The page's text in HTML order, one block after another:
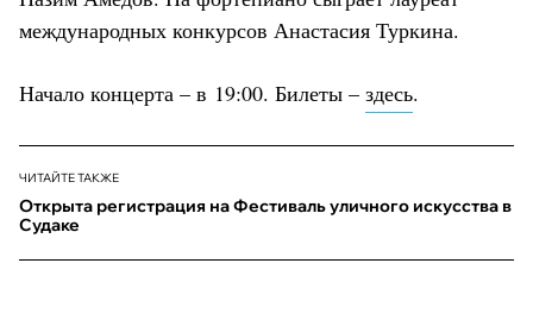
международных конкурсов Анастасия Туркина.
Начало концерта – в 19:00. Билеты – здесь.
ЧИТАЙТЕ ТАКЖЕ
Открыта регистрация на Фестиваль уличного искусства в
Судаке